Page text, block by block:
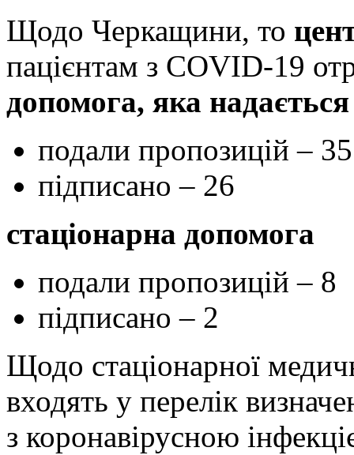
Щодо Черкащини, то
пацієнтам з COVID-19
допомога, яка
подали пропозицій – 35
підписано – 26
стаціонарна допомога
подали пропозицій – 8
підписано – 2
Щодо стаціонарної
входять у перелік
з коронавірусною